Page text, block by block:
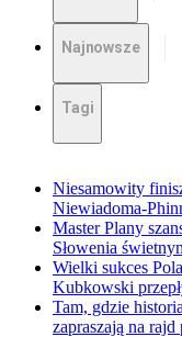
Najnowsze
Tagi
Niesamowity
Niewiadoma-
Master Plany
Słowenia
Wielki sukces
Kubkowski
Tam, gdzie
zapraszają na